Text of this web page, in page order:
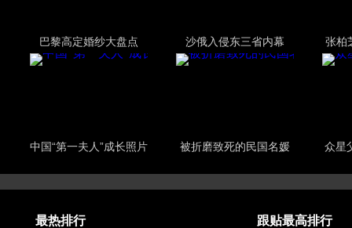
巴黎高定婚纱大盘点 沙俄入侵东三省内幕 张柏
中国“第一夫人”成长照片 被折磨致死的民国名媛 众星
最热排行 跟贴最高排行